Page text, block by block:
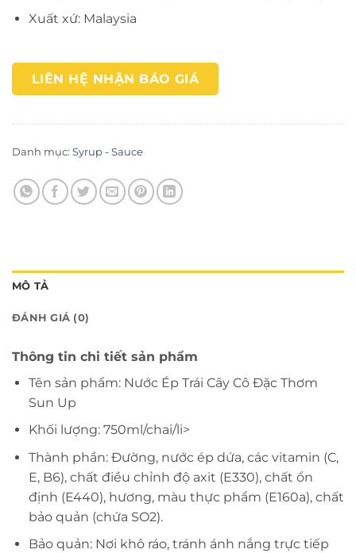
Xuất xứ: Malaysia
LIÊN HỆ NHẬN BÁO GIÁ
Danh mục: Syrup - Sauce
MÔ TẢ
ĐÁNH GIÁ (0)
Thông tin chi tiết sản phẩm
Tên sản phẩm: Nước Ép Trái Cây Cô Đặc Thơm
Sun Up
Khối lượng: 750ml/chai/li>
Thành phần: Đường, nước ép dứa, các vitamin (C,
E, B6), chất điều chỉnh độ axit (E330), chất ổn
định (E440), hương, màu thực phẩm (E160a), chất
bảo quản (chứa SO2).
Bảo quản: Nơi khô ráo, tránh ánh nắng trực tiếp